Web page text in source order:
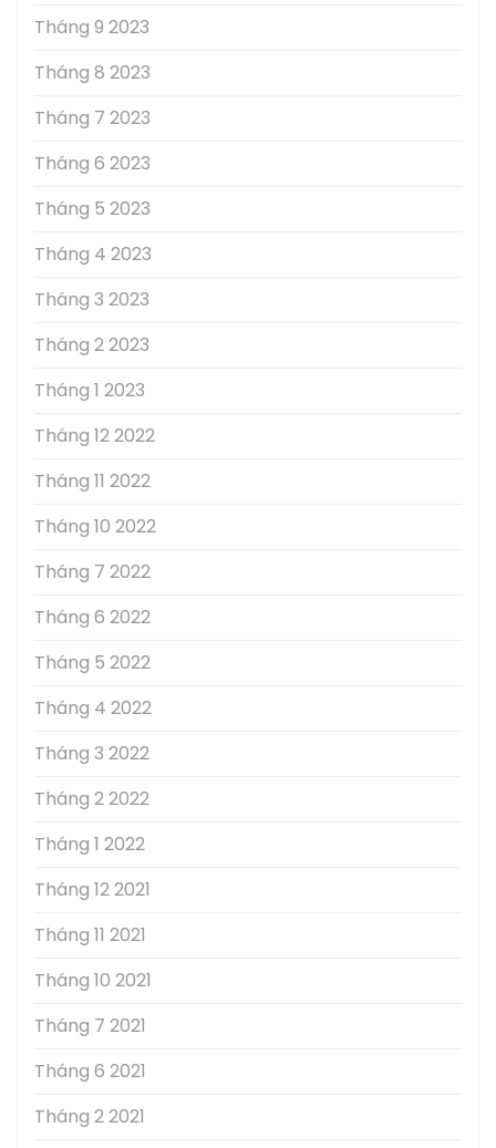
Tháng 9 2023
Tháng 8 2023
Tháng 7 2023
Tháng 6 2023
Tháng 5 2023
Tháng 4 2023
Tháng 3 2023
Tháng 2 2023
Tháng 1 2023
Tháng 12 2022
Tháng 11 2022
Tháng 10 2022
Tháng 7 2022
Tháng 6 2022
Tháng 5 2022
Tháng 4 2022
Tháng 3 2022
Tháng 2 2022
Tháng 1 2022
Tháng 12 2021
Tháng 11 2021
Tháng 10 2021
Tháng 7 2021
Tháng 6 2021
Tháng 2 2021